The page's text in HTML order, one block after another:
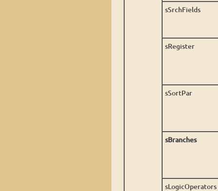
sSrchFields
sRegister
sSortPar
sBranches
sLogicOperators